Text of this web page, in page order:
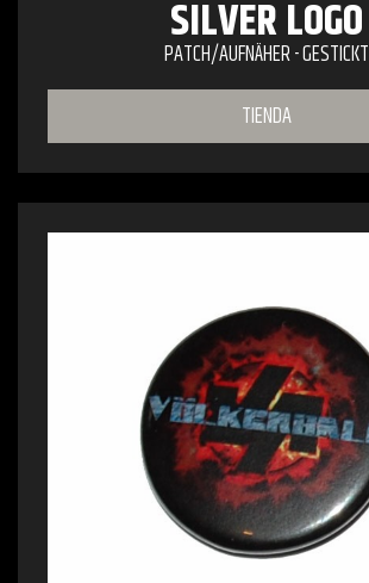
SILVER LOGO
PATCH/AUFNÄHER - GESTICKT
TIENDA